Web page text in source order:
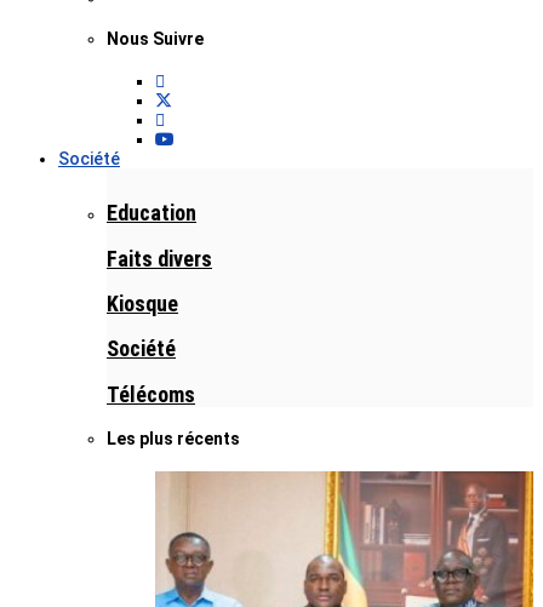
Nous Suivre
Société
Education
Faits divers
Kiosque
Société
Télécoms
Les plus récents